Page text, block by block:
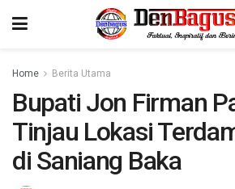
Home Berita Utama
Bupati Jon Firman
Tinjau Lokasi
di Saniang Baka